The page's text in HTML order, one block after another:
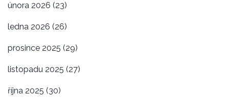
února 2026 (23)
ledna 2026 (26)
prosince 2025 (29)
listopadu 2025 (27)
října 2025 (30)